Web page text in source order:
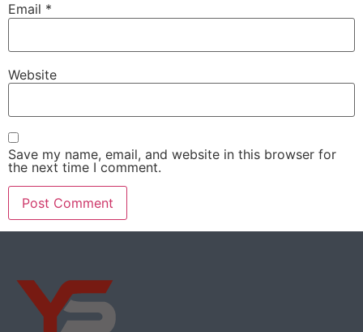
Email *
Website
Save my name, email, and website in this browser for
the next time I comment.